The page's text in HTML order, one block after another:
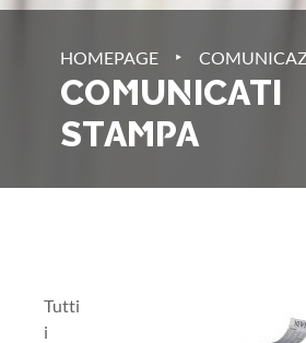
HOMEPAGE ‣
COMUNICATI
STAMPA
Tutti
i